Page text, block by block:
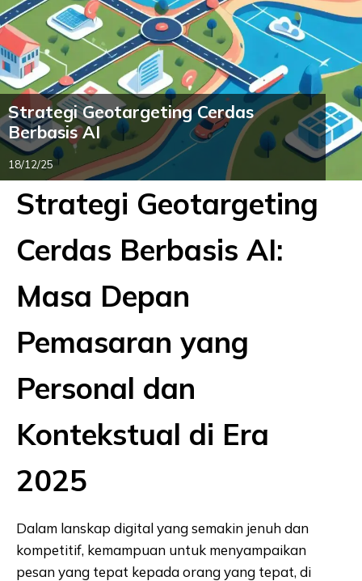
Strategi Geotargeting Cerdas
Berbasis AI
18/12/25
Strategi Geotargeting
Cerdas Berbasis AI:
Masa Depan
Pemasaran yang
Personal dan
Kontekstual di Era
2025
Dalam lanskap digital yang semakin jenuh dan
kompetitif, kemampuan untuk menyampaikan
pesan yang tepat kepada orang yang tepat, di